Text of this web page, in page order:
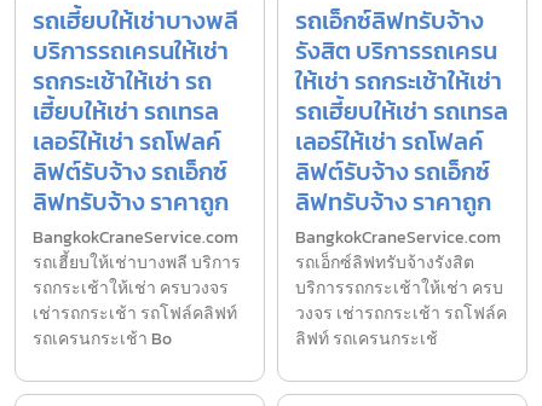
รถเฮี้ยบให้เช่าบางพลี
บริการรถเครนให้เช่า
รถกระเช้าให้เช่า รถ
เฮี้ยบให้เช่า รถเทรล
เลอร์ให้เช่า รถโฟลค์
ลิฟต์รับจ้าง รถเอ็กซ์
ลิฟทรับจ้าง ราคาถูก
BangkokCraneService.com
รถเฮี้ยบให้เช่าบางพลี บริการ
รถกระเช้าให้เช่า ครบวงจร
เช่ารถกระเช้า รถโฟล์คลิฟท์
รถเครนกระเช้า Bo
รถเอ็กซ์ลิฟทรับจ้าง
รังสิต บริการรถเครน
ให้เช่า รถกระเช้าให้เช่า
รถเฮี้ยบให้เช่า รถเทรล
เลอร์ให้เช่า รถโฟลค์
ลิฟต์รับจ้าง รถเอ็กซ์
ลิฟทรับจ้าง ราคาถูก
BangkokCraneService.com
รถเอ็กซ์ลิฟทรับจ้างรังสิต
บริการรถกระเช้าให้เช่า ครบ
วงจร เช่ารถกระเช้า รถโฟล์ค
ลิฟท์ รถเครนกระเช้